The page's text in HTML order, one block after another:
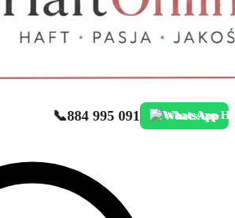
📞884 995 091 WhatsApp